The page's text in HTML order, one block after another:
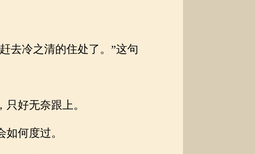
去冷之清的住处了。”这句
好无奈跟上。
何度过。